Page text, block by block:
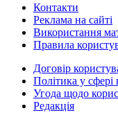
Контакти
Реклама на сайті
Використання
Правила
Договір
Політика у сфері
Угода щодо
Редакція